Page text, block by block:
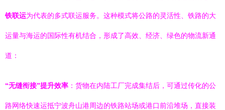
铁联运为代表的多式联运服务。这种模式将公路的灵活性、铁路的大
运量与海运的国际性有机结合，形成了高效、经济、绿色的物流新通
道：
“无缝衔接”提升效率 ：货物在内陆工厂完成集结后，可通过传化的公
路网络快速运抵宁波舟山港周边的铁路站场或港口前沿堆场，直接装